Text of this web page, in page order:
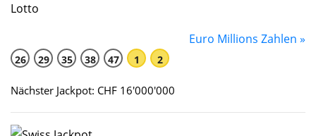
Euro Millions Zahlen »
26 29 35 38 47 1 2
Nächster Jackpot: CHF 16'000'000